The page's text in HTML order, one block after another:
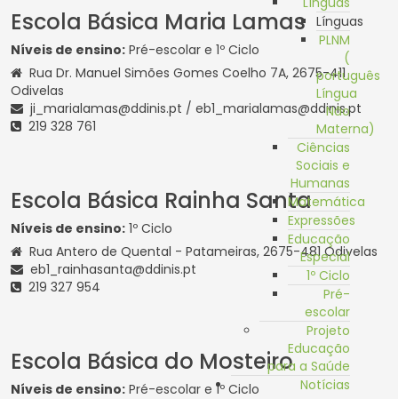
Línguas
PLNM
(
português
Língua
Não
Materna)
Ciências
Sociais e
Humanas
Matemática
Expressões
Educação
Especial
1º Ciclo
Pré-
escolar
Projeto
Educação
para a Saúde
Notícias
Escola Básica Maria Lamas
Níveis de ensino: Pré-escolar e 1º Ciclo
Rua Dr. Manuel Simões Gomes Coelho 7A, 2675-411
Odivelas
ji_marialamas@ddinis.pt / eb1_marialamas@ddinis.pt
219 328 761
Escola Básica Rainha Santa
Níveis de ensino: 1º Ciclo
Rua Antero de Quental - Patameiras, 2675-481 Odivelas
eb1_rainhasanta@ddinis.pt
219 327 954
Escola Básica do Mosteiro
Níveis de ensino: Pré-escolar e 1º Ciclo